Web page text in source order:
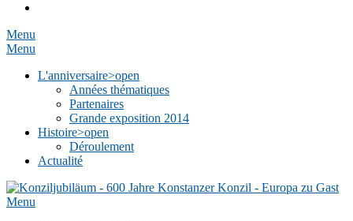
Menu
Menu
L'anniversaire>open
Années thématiques
Partenaires
Grande exposition 2014
Histoire>open
Déroulement
Actualité
Menu